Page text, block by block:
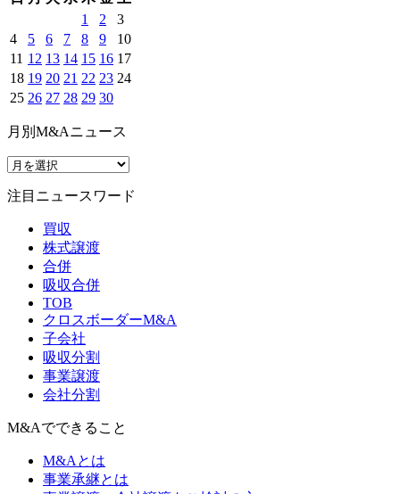
1
2
3
4
5 6 7 8 9
10
11 12 13 14 15 16 17
18 19 20 21 22 23 24
25 26 27 28 29 30
月別M&Aニュース
注目ニュースワード
買収
株式譲渡
合併
吸収合併
TOB
クロスボーダーM&A
子会社
吸収分割
事業譲渡
会社分割
M&Aでできること
M&Aとは
事業承継とは